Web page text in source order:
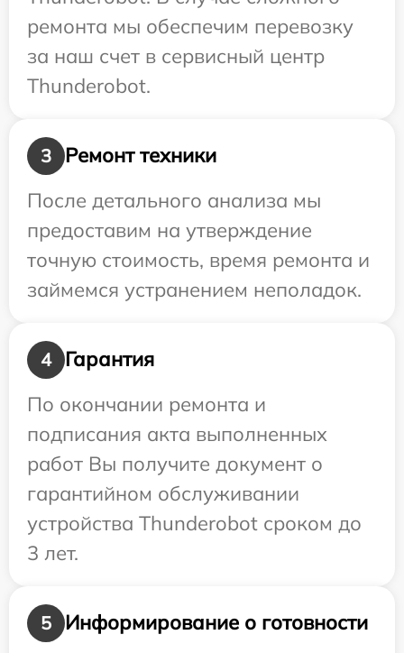
ремонта мы обеспечим перевозку
за наш счет в сервисный центр
Thunderobot.
3
Ремонт техники
После детального анализа мы
предоставим на утверждение
точную стоимость, время ремонта и
займемся устранением неполадок.
4
Гарантия
По окончании ремонта и
подписания акта выполненных
работ Вы получите документ о
гарантийном обслуживании
устройства Thunderobot сроком до
3 лет.
5
Информирование о готовности